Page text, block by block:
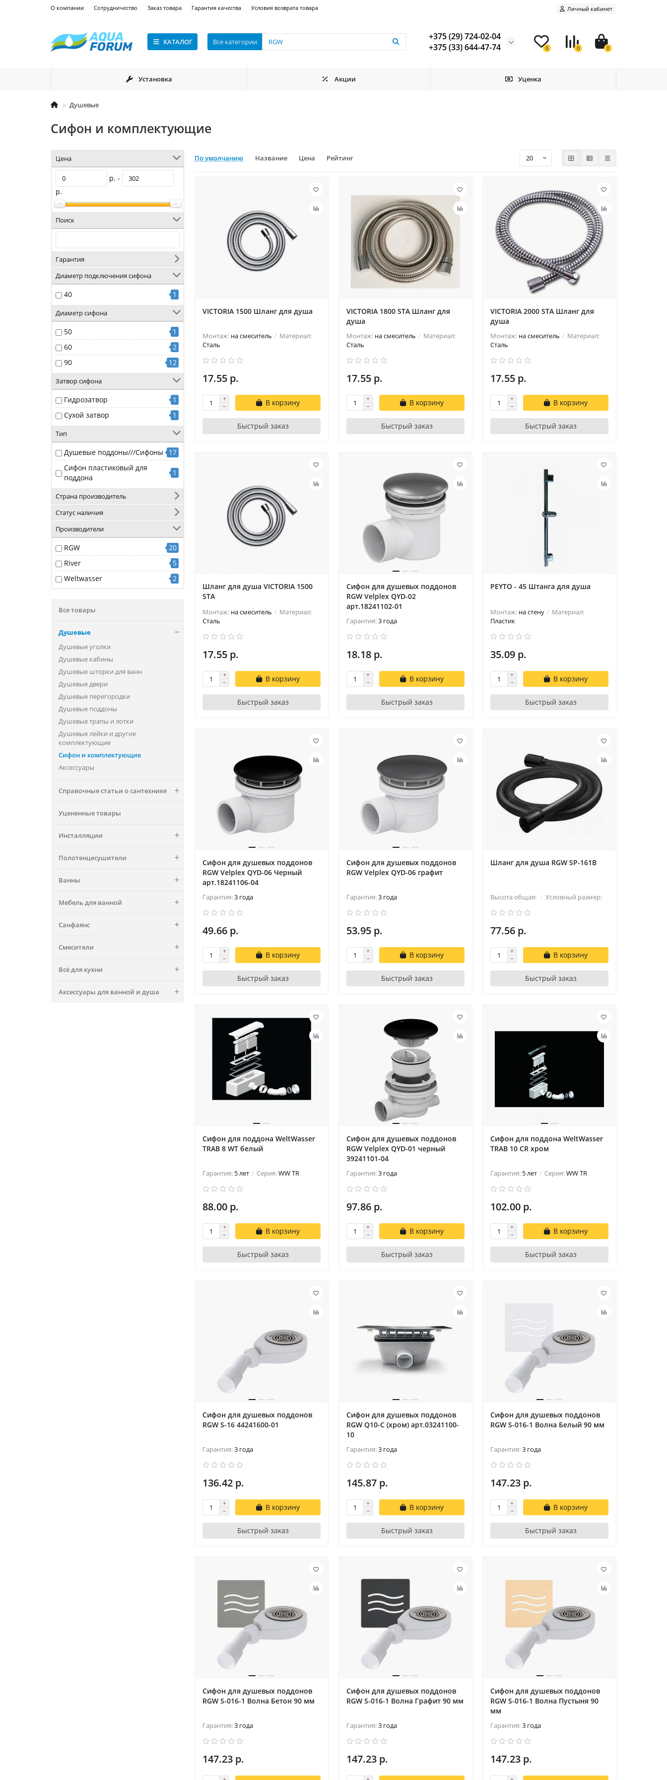
О компании Сотрудничество Заказ товара Гарантия качества Условия возврата товара Личный кабинет
КАТАЛОГ Все категории
+375 (29) 724-02-04
+375 (33) 644-47-74
0 0 0
Установка Акции Уценка
Душевые
Сифон и комплектующие
Цена
р. -
р.
Поиск
Гарантия
Диаметр подключения сифона
40 1
Диаметр сифона
50
1
60
2
90
12
Затвор сифона
Гидрозатвор
1
Сухой затвор
1
Тип
Душевые поддоны///Сифоны
17
Сифон пластиковый для
поддона
1
Страна производитель
Статус наличия
Производители
RGW
20
River
5
Weltwasser
2
Все товары
Душевые
Душевые уголки
Душевые кабины
Душевые шторки для ванн
Душевые двери
Душевые перегородки
Душевые поддоны
Душевые трапы и лотки
Душевые лейки и другие
комплектующие
Сифон и комплектующие
Аксессуары
Справочные статьи о сантехнике
Уцененные товары
Инсталляции
Полотенцесушители
Ванны
Мебель для ванной
Санфаянс
Смесители
Всё для кухни
Аксессуары для ванной и душа
По умолчанию Название Цена Рейтинг
VICTORIA 1500 Шланг для душа
Монтаж: на смеситель
Материал:
Сталь
17.55 р.
В корзину
Быстрый заказ
VICTORIA 1800 STA Шланг для
душа
Монтаж: на смеситель
Материал:
Сталь
17.55 р.
В корзину
Быстрый заказ
VICTORIA 2000 STA Шланг для
душа
Монтаж: на смеситель
Материал:
Сталь
17.55 р.
В корзину
Быстрый заказ
Шланг для душа VICTORIA 1500
STA
Монтаж: на смеситель
Материал:
Сталь
17.55 р.
В корзину
Быстрый заказ
Сифон для душевых поддонов
RGW Velplex QYD-02
арт.18241102-01
Гарантия:3 года
18.18 р.
В корзину
Быстрый заказ
PEYTO - 45 Штанга для душа
Монтаж: на стену
Материал:
Пластик
35.09 р.
В корзину
Быстрый заказ
Сифон для душевых поддонов
RGW Velplex QYD-06 Черный
арт.18241106-04
Гарантия:3 года
49.66 р.
В корзину
Быстрый заказ
Сифон для душевых поддонов
RGW Velplex QYD-06 графит
Гарантия:3 года
53.95 р.
В корзину
Быстрый заказ
Шланг для душа RGW SP-161B
Высота общая: Условный размер:
77.56 р.
В корзину
Быстрый заказ
Сифон для поддона WeltWasser
TRAB 8 WT белый
Гарантия: 5 лет Серия:WW TR
88.00 р.
В корзину
Быстрый заказ
Сифон для душевых поддонов
RGW Velplex QYD-01 черный
39241101-04
Гарантия:3 года
97.86 р.
В корзину
Быстрый заказ
Сифон для поддона WeltWasser
TRAB 10 CR хром
Гарантия: 5 лет Серия:WW TR
102.00 р.
В корзину
Быстрый заказ
Cифон для душевых поддонов
RGW S-16 44241600-01
Гарантия:3 года
136.42 р.
В корзину
Быстрый заказ
Сифон для душевых поддонов
RGW Q10-C (хром) арт.03241100-
10
Гарантия:3 года
145.87 р.
В корзину
Быстрый заказ
Сифон для душевых поддонов
RGW S-016-1 Волна Белый 90 мм
Гарантия:3 года
147.23 р.
В корзину
Быстрый заказ
Сифон для душевых поддонов
RGW S-016-1 Волна Бетон 90 мм
Гарантия:3 года
147.23 р.
Сифон для душевых поддонов
RGW S-016-1 Волна Графит 90 мм
Гарантия:3 года
147.23 р.
Сифон для душевых поддонов
RGW S-016-1 Волна Пустыня 90
мм
Гарантия:3 года
147.23 р.